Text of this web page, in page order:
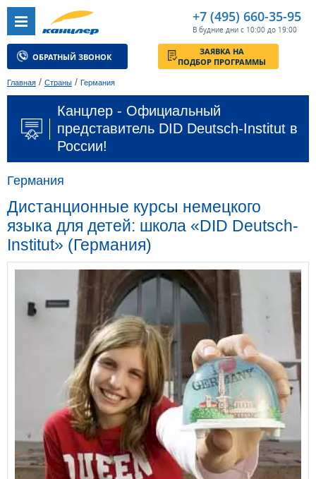
+7 (495) 660-35-95
В будние дни с 10:00 до 19:00
ОБРАТНЫЙ ЗВОНОК
ЗАЯВКА НА
ПОДБОР ПРОГРАММЫ
Главная / Страны / Германия
Канцлер - Официальный
представитель DID Deutsch-Institut в
России!
Германия
Дистанционные курсы немецкого
языка для детей: школа «DID Deutsch-
Institut» (Германия)